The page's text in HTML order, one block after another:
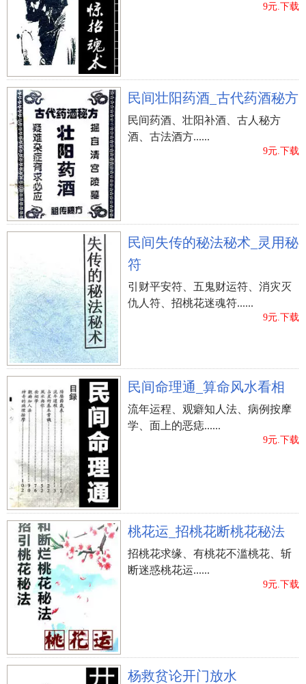
9元.下载
民间壮阳药酒_古代药酒秘方
民间药酒、壮阳补酒、古人秘方
酒、古法酒方......
9元.下载
民间失传的秘法秘术_灵用秘
符
引财平安符、五鬼财运符、消灾灭
仇人符、招桃花迷魂符......
9元.下载
民间命理通_算命风水看相
流年运程、观癖知人法、病例按摩
学、面上的恶痣......
9元.下载
桃花运_招桃花断桃花秘法
招桃花求缘、有桃花不滥桃花、斩
断迷惑桃花运......
9元.下载
杨救贫论开门放水